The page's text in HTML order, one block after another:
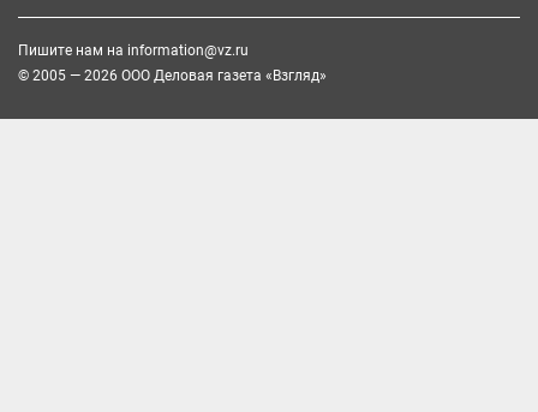
Пишите нам на information@vz.ru
© 2005 — 2026 ООО Деловая газета «Взгляд»